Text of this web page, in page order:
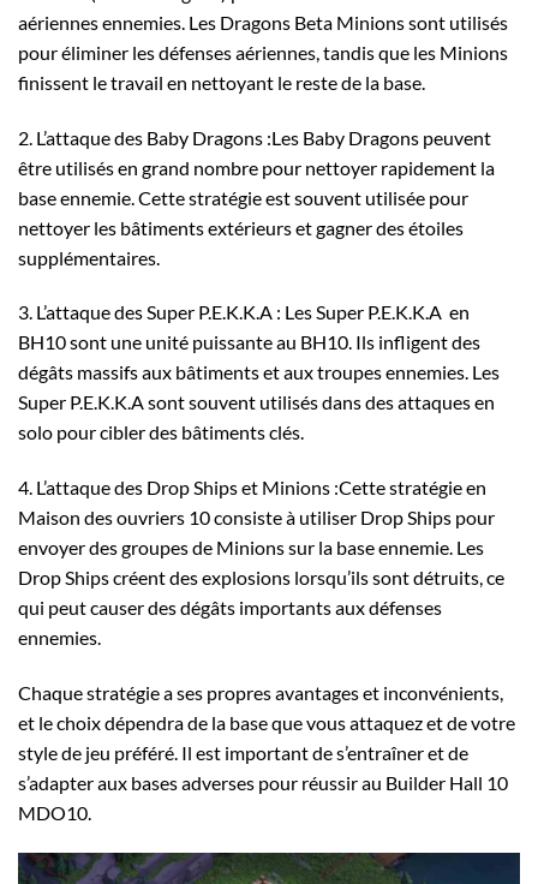
aériennes ennemies. Les Dragons Beta Minions sont utilisés
pour éliminer les défenses aériennes, tandis que les Minions
finissent le travail en nettoyant le reste de la base.
2. L’attaque des Baby Dragons :Les Baby Dragons peuvent
être utilisés en grand nombre pour nettoyer rapidement la
base ennemie. Cette stratégie est souvent utilisée pour
nettoyer les bâtiments extérieurs et gagner des étoiles
supplémentaires.
3. L’attaque des Super P.E.K.K.A : Les Super P.E.K.K.A en
BH10 sont une unité puissante au BH10. Ils infligent des
dégâts massifs aux bâtiments et aux troupes ennemies. Les
Super P.E.K.K.A sont souvent utilisés dans des attaques en
solo pour cibler des bâtiments clés.
4. L’attaque des Drop Ships et Minions :Cette stratégie en
Maison des ouvriers 10 consiste à utiliser Drop Ships pour
envoyer des groupes de Minions sur la base ennemie. Les
Drop Ships créent des explosions lorsqu’ils sont détruits, ce
qui peut causer des dégâts importants aux défenses
ennemies.
Chaque stratégie a ses propres avantages et inconvénients,
et le choix dépendra de la base que vous attaquez et de votre
style de jeu préféré. Il est important de s’entraîner et de
s’adapter aux bases adverses pour réussir au Builder Hall 10
MDO10.